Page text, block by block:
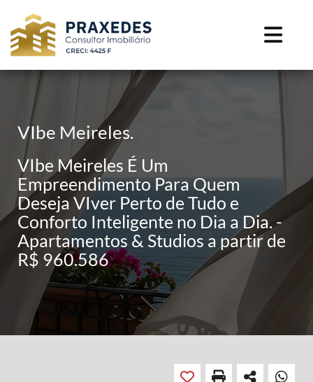
VIbe Meireles.
VIbe Meireles É Um
Empreendimento Para Quem
Deseja VIver Perto de Tudo e
Conforto Inteligente no Dia a Dia. -
Apartamentos & Studios a partir de
R$ 960.586